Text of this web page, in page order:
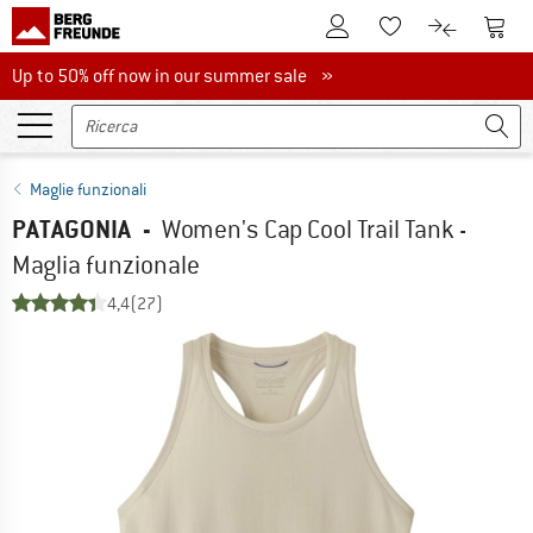
Al conto clienteAlla lista
Al Al
Up to 50% off now in our summer sale
Up to 50% off now in our summer sale »
Maglie funzionali
PATAGONIA - Women's Cap Cool Trail Tank -
Maglia funzionale
4,4(27)